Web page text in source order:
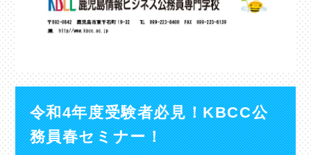
令和4年度受験者必見！KBCC公
務員春セミナー！